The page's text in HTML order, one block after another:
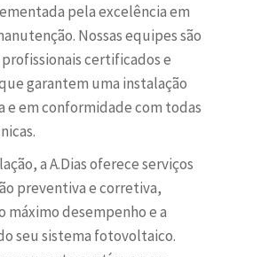
pela excelência em
Nossas equipes são
certificados e
garantem uma instalação
e em conformidade com todas
a A.Dias oferece serviços
preventiva e corretiva,
máximo desempenho e a
seu sistema fotovoltaico.